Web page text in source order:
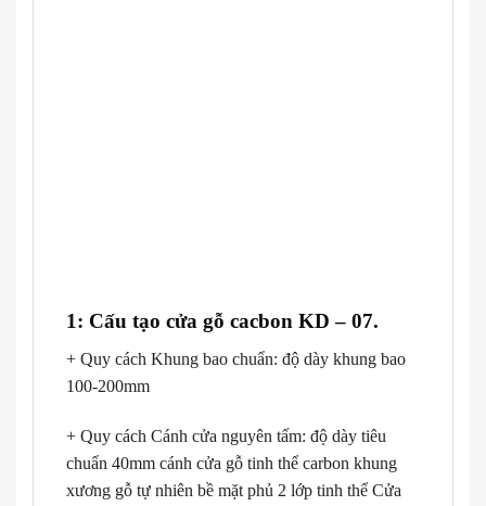
1: Cấu tạo cửa gỗ cacbon KD – 07.
+ Quy cách Khung bao chuẩn: độ dày khung bao
100-200mm
+ Quy cách Cánh cửa nguyên tấm: độ dày tiêu
chuẩn 40mm cánh cửa gỗ tinh thể carbon khung
xương gỗ tự nhiên bề mặt phủ 2 lớp tinh thể Cửa